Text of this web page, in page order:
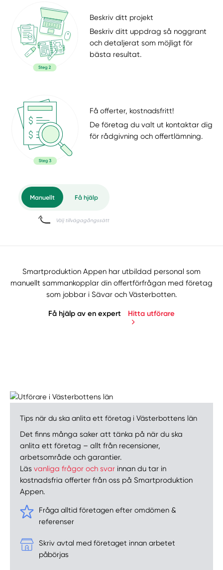
Beskriv ditt projekt
Beskriv ditt uppdrag så noggrant
och detaljerat som möjligt för
bästa resultat.
Få offerter, kostnadsfritt!
De företag du valt ut kontaktar dig
för rådgivning och offertlämning.
Välj tillvägagångssätt
Smartproduktion Appen har utbildad personal som
manuellt sammankopplar din offertförfrågan med företag
som jobbar i Sävar och Västerbotten.
Få hjälp av en expert Hitta utförare
Tips när du ska anlita ett företag i Västerbottens län
Det finns många saker att tänka på när du ska
anlita ett företag – allt från recensioner,
arbetsområde och garantier.
Läsvanliga frågor och svar innan du tar in
kostnadsfria offerter från oss på Smartproduktion
Appen.
Fråga alltid företagen efter omdömen &
referenser
Skriv avtal med företaget innan arbetet
påbörjas